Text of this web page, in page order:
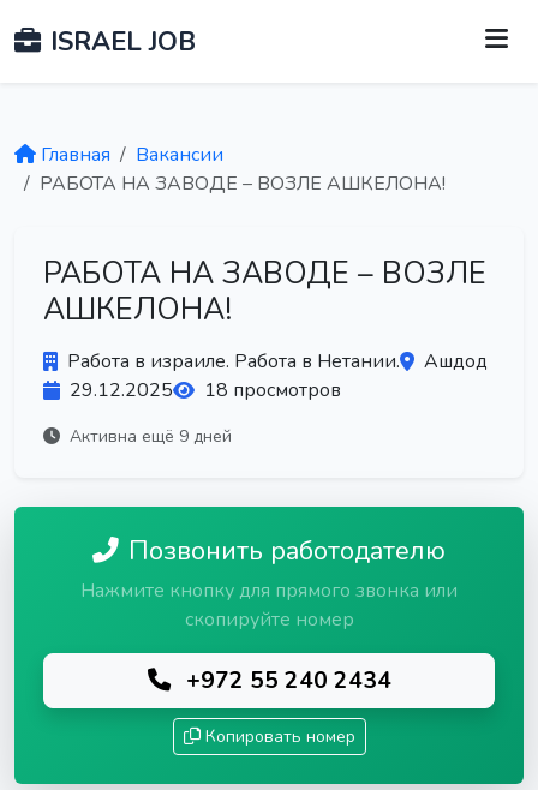
ISRAEL JOB
Главная
Вакансии
РАБОТА НА ЗАВОДЕ – ВОЗЛЕ АШКЕЛОНА!
РАБОТА НА ЗАВОДЕ – ВОЗЛЕ
АШКЕЛОНА!
Работа в израиле. Работа в Нетании.
Ашдод
29.12.2025
18 просмотров
Активна ещё 9 дней
Позвонить работодателю
Нажмите кнопку для прямого звонка или
скопируйте номер
+972 55 240 2434
Копировать номер